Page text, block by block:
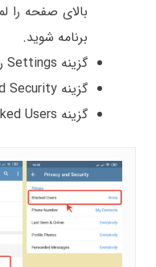
بالای صفحه را
برنامه شوید.
گزینه Settings را انتخاب کنید.
گزینه Privacy and Security را انتخاب کنید.
گزینه Blocked Users را انتخاب کنید.